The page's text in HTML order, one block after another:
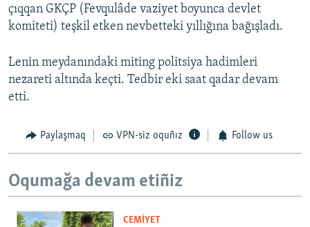
çıqqan GKÇP (Fevqulâde vaziyet boyunca devlet
komiteti) teşkil etken nevbetteki yıllığına bağışladı.
Lenin meydanındaki miting politsiya hadimleri
nezareti altında keçti. Tedbir eki saat qadar devam
etti.
Paylaşmaq VPN-siz oquñız Follow us
Oqumağa devam etiñiz
CEMİYET